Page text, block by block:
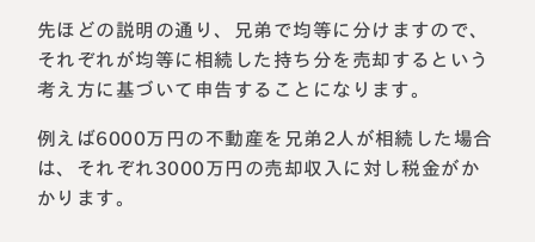
先ほどの説明の通り、兄弟で均等に分けますので、
それぞれが均等に相続した持ち分を売却するという
考え方に基づいて申告することになります。
例えば6000万円の不動産を兄弟2人が相続した場合
は、それぞれ3000万円の売却収入に対し税金がか
かります。